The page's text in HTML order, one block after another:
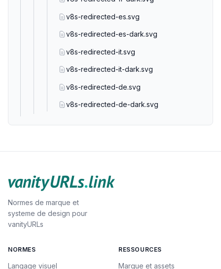
v8s-redirected-es.svg
v8s-redirected-es-dark.svg
v8s-redirected-it.svg
v8s-redirected-it-dark.svg
v8s-redirected-de.svg
v8s-redirected-de-dark.svg
Normes de marque et
systeme de design pour
vanityURLs
NORMES
Langage visuel
RESSOURCES
Marque et assets